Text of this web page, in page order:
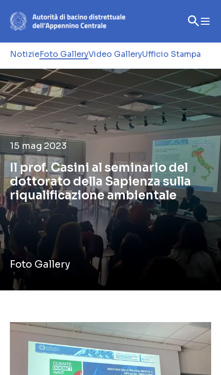
NotizieFoto GalleryVideo GalleryUfficio Stampa
15 mag 2023
Il prof. Casini al seminario del
dottorato della Sapienza sulla
riqualificazione ambientale
Foto Gallery